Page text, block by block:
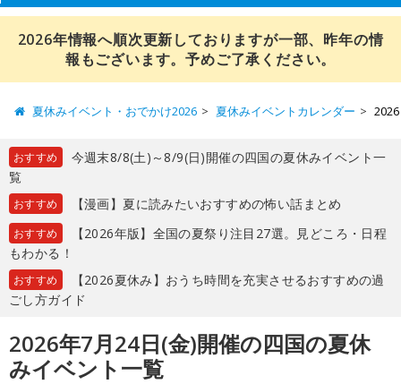
2026年情報へ順次更新しておりますが一部、昨年の情
報もございます。予めご了承ください。
夏休みイベント・おでかけ2026 夏休みイベントカレンダー
おすすめ
今週末8/8(土)～8/9(日)開催の四国の夏休みイベント一
覧
おすすめ 【漫画】夏に読みたいおすすめの怖い話まとめ
おすすめ
【2026年版】全国の夏祭り注目27選。見どころ・日程
もわかる！
おすすめ
【2026夏休み】おうち時間を充実させるおすすめの過
ごし方ガイド
2026年7月24日(金)開催の四国の夏休
みイベント一覧